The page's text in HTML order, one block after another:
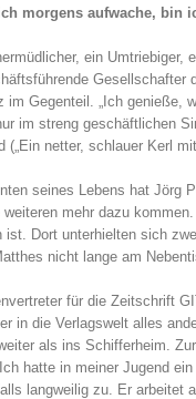
morgens aufwache, bin
ein
im Gegenteil. „Ich genieße,
im streng geschäftlichen
(„Ein netter, schlauer Kerl
seines Lebens hat
mehr dazu
ist. Dort unterhielten sich
nicht lange am
für die Zeitschrift
in die Verlagswelt alles
als ins Schifferheim.
hatte in meiner Jugend
langweilig zu. Er